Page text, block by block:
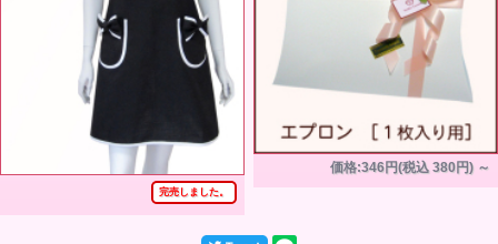
完売しました。
価格:346円(税込 380円) ～